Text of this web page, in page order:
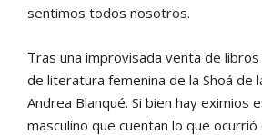
sentimos todos nosotros.
Tras una improvisada venta de
de literatura femenina de la Shoá de
Andrea Blanqué. Si bien hay eximios
masculino que cuentan lo que ocurrió